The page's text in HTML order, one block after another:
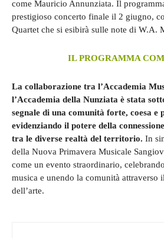
come Mauricio Annunziata. Il
prestigioso concerto finale il 2 giugno,
Quartet che si esibirà sulle note di W.A.
IL PROGRAMMA
La collaborazione tra l’Accademia
l’Accademia della Nunziata è stata
segnale di una comunità forte, coesa e
evidenziando il potere della
tra le diverse realtà del territorio. In
della Nuova Primavera Musicale
come un evento straordinario,
musica e unendo la comunità attraverso
dell’arte.